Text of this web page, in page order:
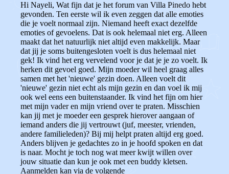
Hi Nayeli, Wat fijn dat je het forum van Villa Pinedo hebt
gevonden. Ten eerste wil ik even zeggen dat alle emoties
die je voelt normaal zijn. Niemand heeft exact dezelfde
emoties of gevoelens. Dat is ook helemaal niet erg. Alleen
maakt dat het natuurlijk niet altijd even makkelijk. Maar
dat jij je soms buitengesloten voelt is dus helemaal niet
gek! Ik vind het erg vervelend voor je dat je je zo voelt. Ik
herken dit gevoel goed. Mijn moeder wil heel graag alles
samen met het 'nieuwe' gezin doen. Alleen voelt dit
'nieuwe' gezin niet echt als mijn gezin en dan voel ik mij
ook wel eens een buitenstaander. Ik vind het fijn om hier
met mijn vader en mijn vriend over te praten. Misschien
kan jij met je moeder een gesprek hierover aangaan of
iemand anders die jij vertrouwt (juf, meester, vrienden,
andere familieleden)? Bij mij helpt praten altijd erg goed.
Anders blijven je gedachtes zo in je hoofd spoken en dat
is naar. Mocht je toch nog wat meer kwijt willen over
jouw situatie dan kun je ook met een buddy kletsen.
Aanmelden kan via de volgende